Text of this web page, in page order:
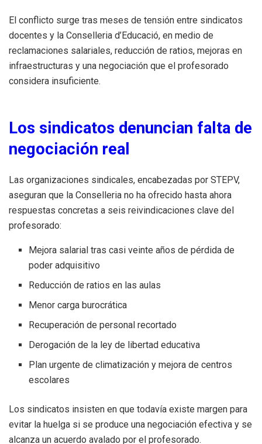
El conflicto surge tras meses de tensión entre sindicatos
docentes y la Conselleria d’Educació, en medio de
reclamaciones salariales, reducción de ratios, mejoras en
infraestructuras y una negociación que el profesorado
considera insuficiente.
Los sindicatos denuncian falta de
negociación real
Las organizaciones sindicales, encabezadas por STEPV,
aseguran que la Conselleria no ha ofrecido hasta ahora
respuestas concretas a seis reivindicaciones clave del
profesorado:
Mejora salarial tras casi veinte años de pérdida de
poder adquisitivo
Reducción de ratios en las aulas
Menor carga burocrática
Recuperación de personal recortado
Derogación de la ley de libertad educativa
Plan urgente de climatización y mejora de centros
escolares
Los sindicatos insisten en que todavía existe margen para
evitar la huelga si se produce una negociación efectiva y se
alcanza un acuerdo avalado por el profesorado.